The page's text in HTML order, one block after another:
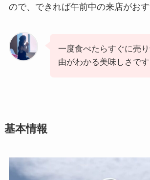
ので、できれば午前中の来店がおす
一度食べたらすぐに売
由がわかる美味しさです
基本情報